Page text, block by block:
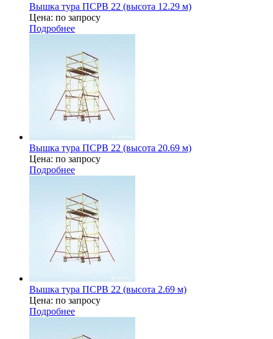
Вышка тура ПСРВ 22 (высота 12.29 м)
Цена: по запросу
Подробнее
Вышка тура ПСРВ 22 (высота 20.69 м)
Цена: по запросу
Подробнее
Вышка тура ПСРВ 22 (высота 2.69 м)
Цена: по запросу
Подробнее